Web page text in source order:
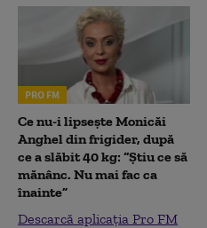
PRO FM
Ce nu-i lipsește Monicăi
Anghel din frigider, după
ce a slăbit 40 kg: “Știu ce să
mănânc. Nu mai fac ca
înainte”
Descarcă aplicația Pro FM